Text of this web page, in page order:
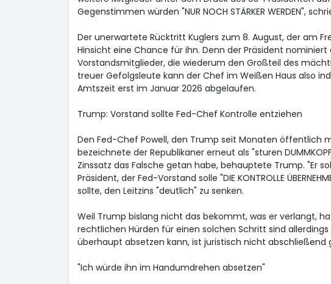
Gegenstimmen würden "NUR NOCH STÄRKER WERDEN",
Der unerwartete Rücktritt Kuglers zum 8. August, der am
Hinsicht eine Chance für ihn. Denn der Präsident
Vorstandsmitglieder, die wiederum den Großteil des
treuer Gefolgsleute kann der Chef im Weißen Haus also
Amtszeit erst im Januar 2026 abgelaufen.
Trump: Vorstand sollte Fed-Chef Kontrolle entziehen
Den Fed-Chef Powell, den Trump seit Monaten öffentlich
bezeichnete der Republikaner erneut als "sturen
Zinssatz das Falsche getan habe, behauptete Trump. "Er
Präsident, der Fed-Vorstand solle "DIE KONTROLLE
sollte, den Leitzins "deutlich" zu senken.
Weil Trump bislang nicht das bekommt, was er verlangt,
rechtlichen Hürden für einen solchen Schritt sind
überhaupt absetzen kann, ist juristisch nicht
"Ich würde ihn im Handumdrehen absetzen"